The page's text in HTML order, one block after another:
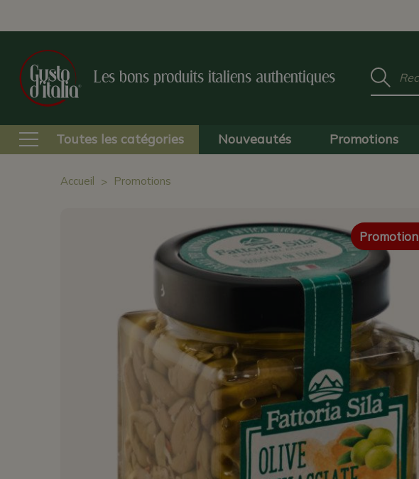
Les bons produits italiens authentiques
Mot
clé
Toutes les catégories Nouveautés Promotions
Accueil Promotions
Promotion